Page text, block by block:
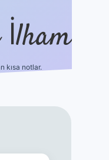
kısa notlar.